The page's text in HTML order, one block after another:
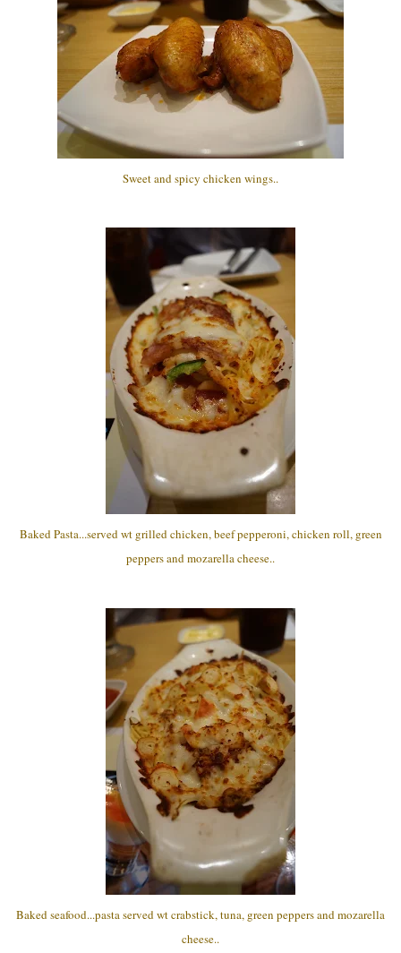
Sweet and spicy chicken wings..
Baked Pasta...served wt grilled chicken, beef pepperoni, chicken roll, green
peppers and mozarella cheese..
Baked seafood...pasta served wt crabstick, tuna, green peppers and mozarella
cheese..